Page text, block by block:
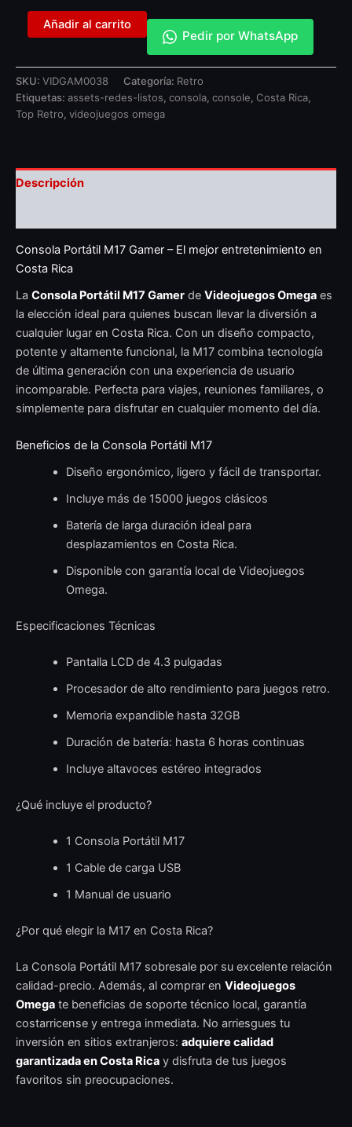
Añadir al carrito
Pedir por WhatsApp
SKU: VIDGAM0038 Categoría: Retro
Etiquetas: assets-redes-listos, consola, console, Costa Rica,
Top Retro, videojuegos omega
Descripción
Consola Portátil M17 Gamer – El mejor entretenimiento en
Costa Rica
La Consola Portátil M17 Gamer de Videojuegos Omega es
la elección ideal para quienes buscan llevar la diversión a
cualquier lugar en Costa Rica. Con un diseño compacto,
potente y altamente funcional, la M17 combina tecnología
de última generación con una experiencia de usuario
incomparable. Perfecta para viajes, reuniones familiares, o
simplemente para disfrutar en cualquier momento del día.
Beneficios de la Consola Portátil M17
Diseño ergonómico, ligero y fácil de transportar.
Incluye más de 15000 juegos clásicos
Batería de larga duración ideal para
desplazamientos en Costa Rica.
Disponible con garantía local de Videojuegos
Omega.
Especificaciones Técnicas
Pantalla LCD de 4.3 pulgadas
Procesador de alto rendimiento para juegos retro.
Memoria expandible hasta 32GB
Duración de batería: hasta 6 horas continuas
Incluye altavoces estéreo integrados
¿Qué incluye el producto?
1 Consola Portátil M17
1 Cable de carga USB
1 Manual de usuario
¿Por qué elegir la M17 en Costa Rica?
La Consola Portátil M17 sobresale por su excelente relación
calidad-precio. Además, al comprar en Videojuegos
Omega te beneficias de soporte técnico local, garantía
costarricense y entrega inmediata. No arriesgues tu
inversión en sitios extranjeros: adquiere calidad
garantizada en Costa Rica y disfruta de tus juegos
favoritos sin preocupaciones.